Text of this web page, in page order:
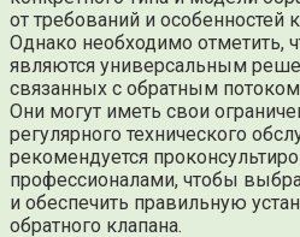
от требований и особенностей
Однако необходимо отметить,
являются универсальным
связанных с обратным
Они могут иметь свои
регулярного технического
рекомендуется
профессионалами, чтобы
и обеспечить правильную
обратного клапана.